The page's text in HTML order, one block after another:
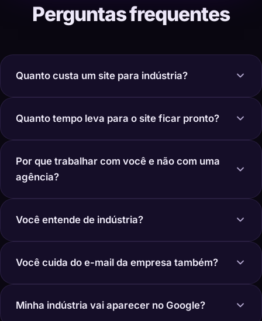
Perguntas frequentes
Quanto custa um site para indústria?
Quanto tempo leva para o site ficar pronto?
Por que trabalhar com você e não com uma
agência?
Você entende de indústria?
Você cuida do e-mail da empresa também?
Minha indústria vai aparecer no Google?